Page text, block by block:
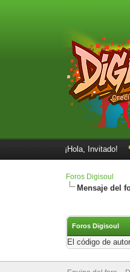
¡Hola, Invitado!
Foros Digisoul
Mensaje del
Foros Digisoul
El código de